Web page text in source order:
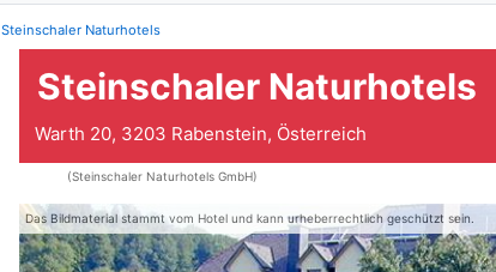
Steinschaler Naturhotels
Steinschaler Naturhotels
Warth 20, 3203 Rabenstein, Österreich
(Steinschaler Naturhotels GmbH)
Das Bildmaterial stammt vom Hotel und kann urheberrechtlich geschützt sein.